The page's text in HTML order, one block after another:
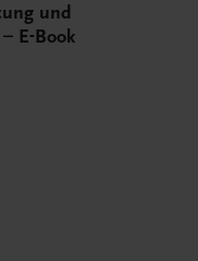
und
E-Book